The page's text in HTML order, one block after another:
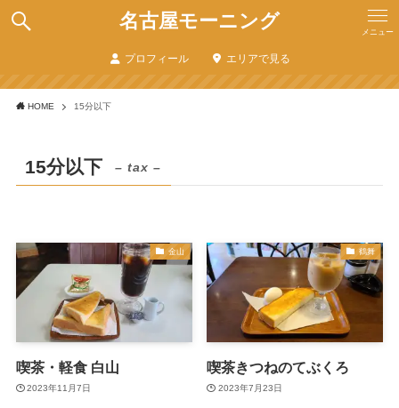
名古屋モーニング メニュー
プロフィール エリアで見る
HOME 15分以下
15分以下 – tax –
金山
喫茶・軽食 白山
2023年11月7日
鶴舞
喫茶きつねのてぶくろ
2023年7月23日